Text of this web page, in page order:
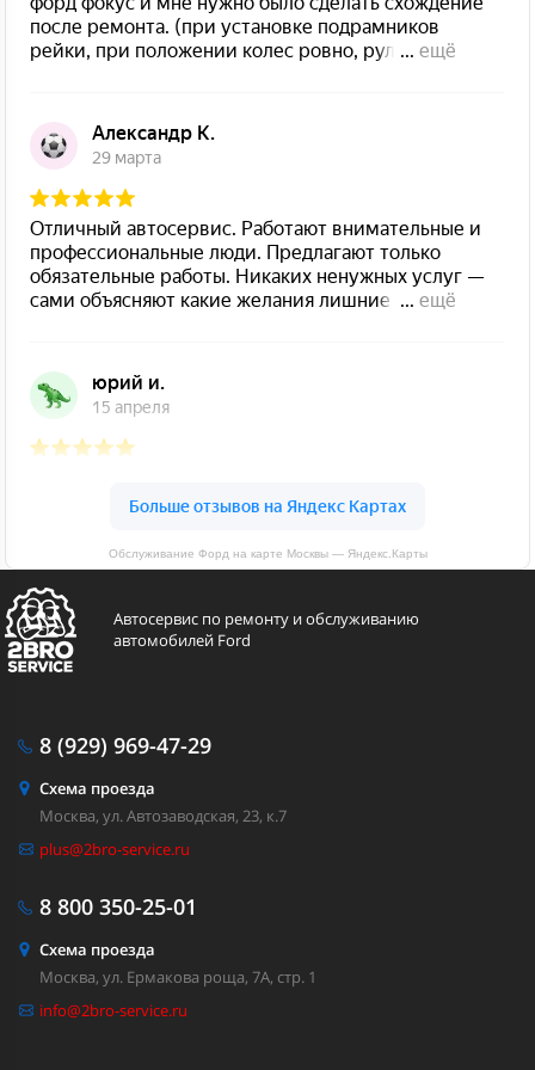
Обслуживание Форд на карте Москвы — Яндекс.Карты
Автосервис по ремонту и обслуживанию
автомобилей Ford
8 (929) 969-47-29
Схема проезда
Москва, ул. Автозаводская, 23, к.7
plus@2bro-service.ru
8 800 350-25-01
Схема проезда
Москва, ул. Ермакова роща, 7А, стр. 1
info@2bro-service.ru